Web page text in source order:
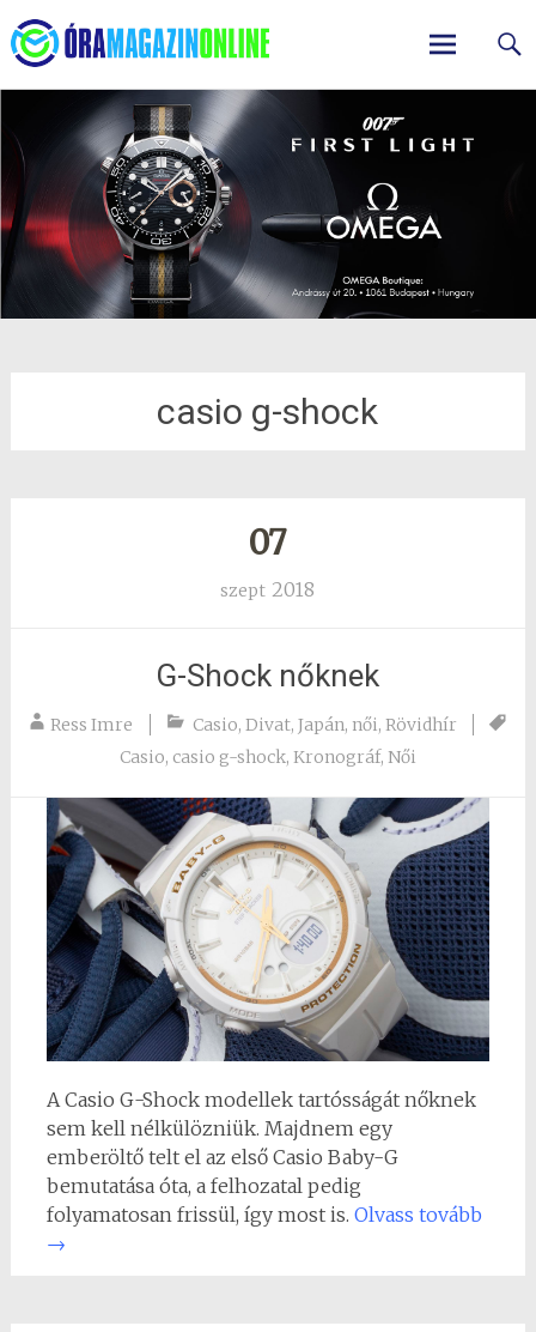
ÓraMagazinOnline
Skip
content
casio g-shock
07
szept 2018
G-Shock nőknek
Ress Imre Casio, Divat, Japán, női, Rövidhír
Casio, casio g-shock, Kronográf, Női
A Casio G-Shock modellek tartósságát nőknek
sem kell nélkülözniük. Majdnem egy
emberöltő telt el az első Casio Baby-G
bemutatása óta, a felhozatal pedig
folyamatosan frissül, így most is. Olvass tovább
→